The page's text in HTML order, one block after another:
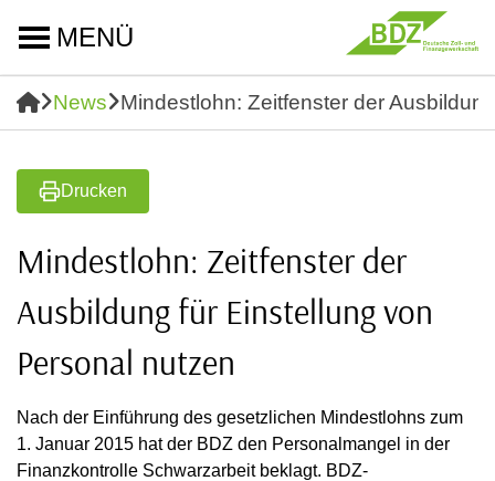
MENÜ
News Mindestlohn: Zeitfenster der
Drucken
Mindestlohn: Zeitfenster der
Ausbildung für Einstellung von
Personal nutzen
Nach der Einführung des gesetzlichen Mindestlohns zum
1. Januar 2015 hat der BDZ den Personalmangel in der
Finanzkontrolle Schwarzarbeit beklagt. BDZ-